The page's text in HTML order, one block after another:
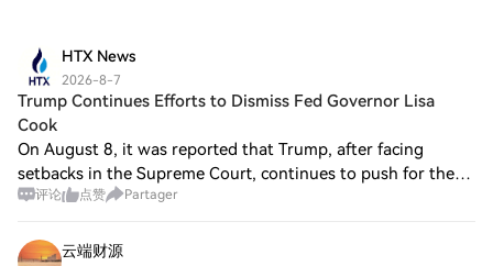
HTX News
2026-8-7
Trump Continues Efforts to Dismiss Fed Governor Lisa
Cook
On August 8, it was reported that Trump, after facing
setbacks in the Supreme Court, continues to push for the
dismissal of Federal Reserve Governor Lisa Cook. This week,
评论 点赞 Partager
云端财源